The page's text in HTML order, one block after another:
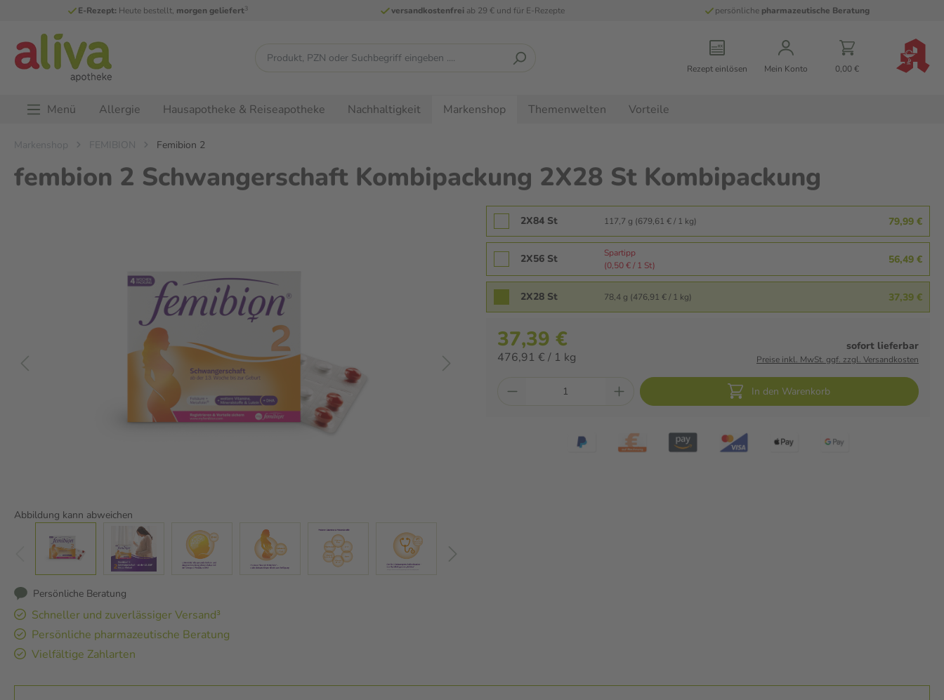
E-Rezept: Heute bestellt, morgen geliefert3 versandkostenfreiab 29 € und für E-Rezepte persönliche pharmazeutische Beratung
Rezept einlösen Mein Konto 0,00 €
Menü Allergie Hausapotheke & Reiseapotheke Nachhaltigkeit Markenshop Themenwelten Vorteile
Markenshop FEMIBION Femibion 2
fembion 2 Schwangerschaft Kombipackung 2X28 St Kombipackung
Abbildung kann abweichen
Persönliche Beratung
Schneller und zuverlässiger Versand³
Persönliche pharmazeutische Beratung
Vielfältige Zahlarten
2X84 St 117,7 g (679,61 € / 1 kg) 79,99 €
2X56 St
Spartipp
(0,50 € / 1 St)
56,49 €
2X28 St 78,4 g (476,91 € / 1 kg) 37,39 €
37,39 €
476,91 € / 1 kg
sofort lieferbar
Preise inkl. MwSt. ggf. zzgl. Versandkosten
In den Warenkorb